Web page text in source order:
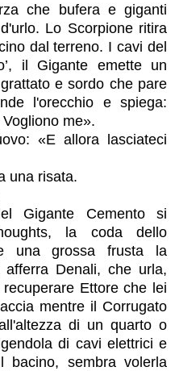
che bufera e giganti
Lo Scorpione ritira
dal terreno. I cavi del
il Gigante emette un
e sordo che pare
l'orecchio e spiega:
me».
«E allora lasciateci
una risata.
Gigante Cemento si
la coda dello
una grossa frusta la
Denali, che urla,
Ettore che lei
mentre il Corrugato
di un quarto o
di cavi elettrici e
sembra volerla